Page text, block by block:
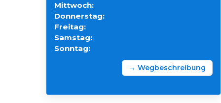
Mittwoch:
Donnerstag:
Freitag:
Samstag:
Sonntag:
→ Wegbeschreibung